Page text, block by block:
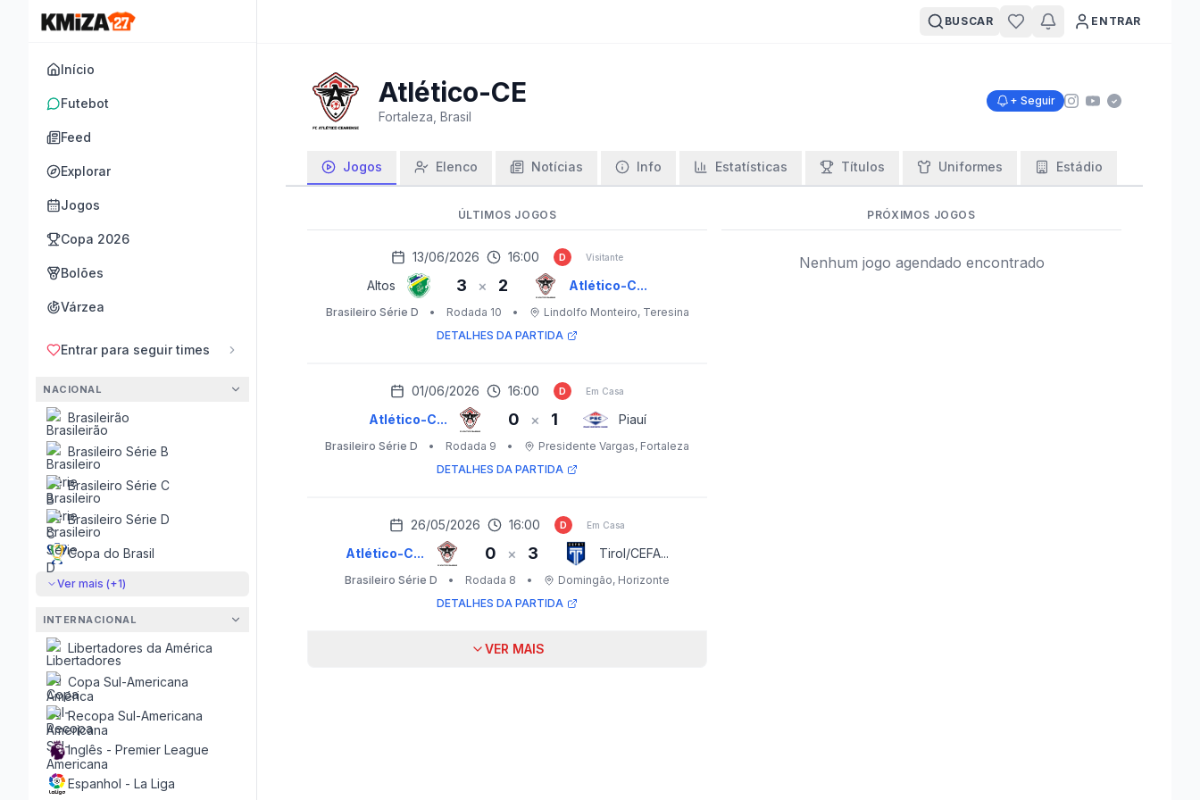
Início
Futebot
Feed
Explorar
Jogos
Copa 2026
Bolões
Várzea
Entrar para seguir times
NACIONAL
Brasileirão
Brasileiro Série B
Brasileiro Série C
Brasileiro Série D
Copa do Brasil
Ver mais (+1)
INTERNACIONAL
Libertadores da América
Copa Sul-Americana
Recopa Sul-Americana
Inglês - Premier League
Espanhol - La Liga
BUSCAR ENTRAR
Atlético-CE
Fortaleza, Brasil
+ Seguir
Jogos Elenco Notícias Info Estatísticas Títulos Uniformes Estádio
ÚLTIMOS JOGOS
13/06/2026 16:00 D Visitante
Altos 3 × 2 Atlético-C...
Brasileiro Série D • Rodada 10 • Lindolfo Monteiro, Teresina
DETALHES DA PARTIDA
01/06/2026 16:00 D Em Casa
Atlético-C... 0 × 1 Piauí
Brasileiro Série D • Rodada 9 • Presidente Vargas, Fortaleza
DETALHES DA PARTIDA
26/05/2026 16:00 D Em Casa
Atlético-C... 0 × 3 Tirol/CEFA...
Brasileiro Série D • Rodada 8 • Domingão, Horizonte
DETALHES DA PARTIDA
VER MAIS
PRÓXIMOS JOGOS
Nenhum jogo agendado encontrado